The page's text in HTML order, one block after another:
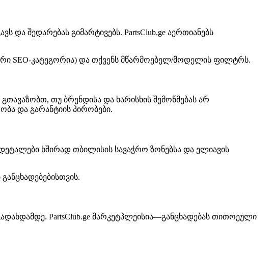
შედარებას გიმარტივებს. PartsClub.ge აერთიანებს
SEO-კატეგორია) და თქვენს მწარმოებელ/მოდელის ფილტრს.
თუ ბრენდისა და ხარისხის შემოწმებას არ
და გარანტიის პირობები.
ხშირად თბილისის სავაჭრო ზონებსა და ელიავის
PartsClub.ge მარკეტპლეისია—განცხადებას თითოეული